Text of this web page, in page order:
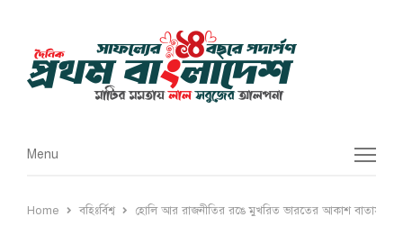
Menu
Menu
Home বহিঃর্বিশ্ব হোলি আর রাজনীতির রঙে মুখরিত ভারতের আকাশ বাতাস